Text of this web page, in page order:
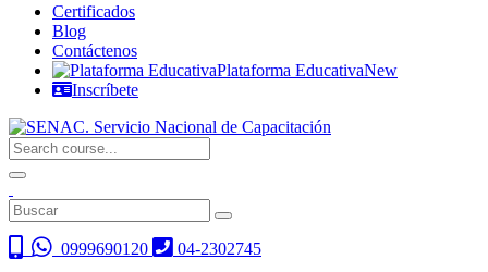
Certificados
Blog
Contáctenos
Plataforma EducativaNew
Inscríbete
0999690120
04-2302745